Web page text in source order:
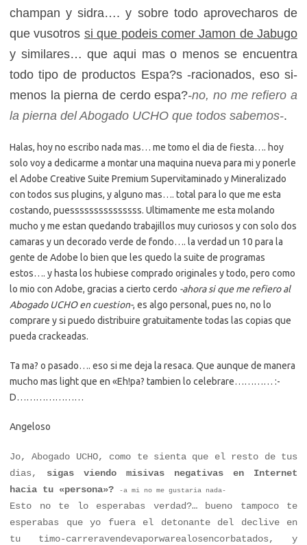
champan y sidra…. y sobre todo aprovecharos de
que vusotros si que podeis comer Jamon de Jabugo
y similares… que aqui mas o menos se encuentra
todo tipo de productos Espa?s -racionados, eso si-
menos la pierna de cerdo espa?-no, no me refiero a
la pierna del Abogado UCHO que todos sabemos-.
Halas, hoy no escribo nada mas… me tomo el dia de fiesta…. hoy
solo voy a dedicarme a montar una maquina nueva para mi y ponerle
el Adobe Creative Suite Premium Supervitaminado y Mineralizado
con todos sus plugins, y alguno mas…. total para lo que me esta
costando, puesssssssssssssss. Ultimamente me esta molando
mucho y me estan quedando trabajillos muy curiosos y con solo dos
camaras y un decorado verde de fondo…. la verdad un 10 para la
gente de Adobe lo bien que les quedo la suite de programas
estos…. y hasta los hubiese comprado originales y todo, pero como
lo mio con Adobe, gracias a cierto cerdo -ahora si que me refiero al
Abogado UCHO en cuestion-, es algo personal, pues no, no lo
comprare y si puedo distribuire gratuitamente todas las copias que
pueda crackeadas.
Ta ma? o pasado…. eso si me deja la resaca. Que aunque de manera
mucho mas light que en «Eh!pa? tambien lo celebrare………… :-
D…………………
Angeloso
Jo, Abogado UCHO, como te sienta que el resto de tus
dias, sigas viendo misivas negativas en Internet
hacia tu «persona»?
-a mi no me gustaria nada-
Esto no te lo esperabas verdad?… bueno tampoco te
esperabas que yo fuera el detonante del declive en
tu timo-carreravendevaporwarealosencorbatados, y